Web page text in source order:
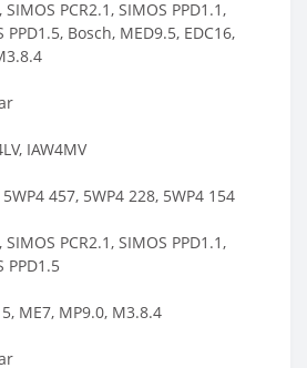
PCR2.1, SIMOS PPD1.1,
PPD1.5, Bosch, MED9.5, EDC16,
IAW4MV
457, 5WP4 228, 5WP4 154
PCR2.1, SIMOS PPD1.1,
PPD1.5
ME7, MP9.0, M3.8.4